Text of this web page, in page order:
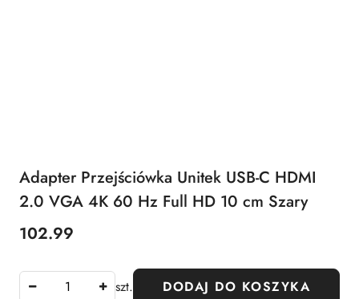
Adapter Przejściówka Unitek USB-C HDMI
2.0 VGA 4K 60 Hz Full HD 10 cm Szary
Cena:
102.99
szt. DODAJ DO KOSZYKA